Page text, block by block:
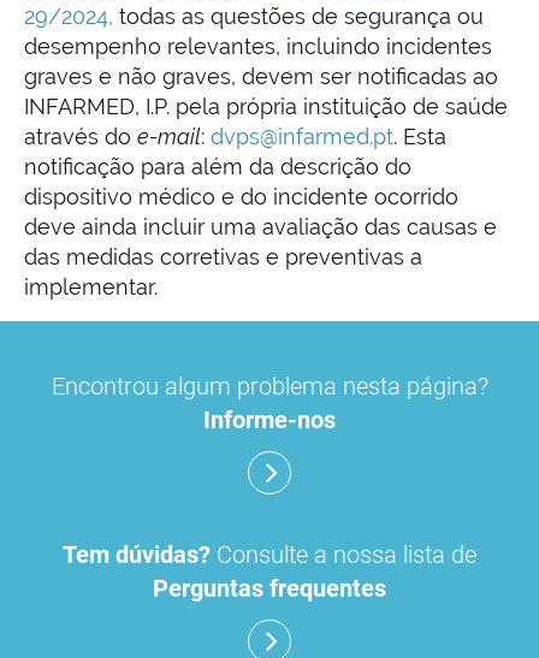
29/2024, todas as questões de segurança ou
desempenho relevantes, incluindo incidentes
graves e não graves, devem ser notificadas ao
INFARMED, I.P. pela própria instituição de saúde
através do e-mail: dvps@infarmed.pt. Esta
notificação para além da descrição do
dispositivo médico e do incidente ocorrido
deve ainda incluir uma avaliação das causas e
das medidas corretivas e preventivas a
implementar.
Encontrou algum problema nesta página?
Informe-nos
Tem dúvidas? Consulte a nossa lista de
Perguntas frequentes